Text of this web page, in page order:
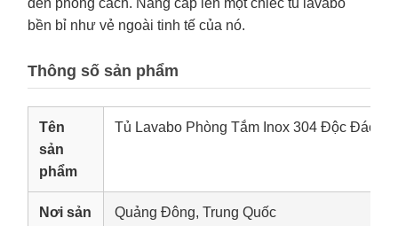
đến phong cách. Nâng cấp lên một chiếc tủ lavabo
bền bỉ như vẻ ngoài tinh tế của nó.
Thông số sản phẩm
Tên
sản
phẩm
Tủ Lavabo Phòng Tắm Inox 304 Độc Đáo -
Nơi sản
Quảng Đông, Trung Quốc